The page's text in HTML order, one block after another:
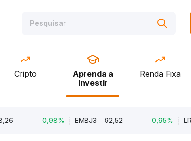
Cripto
Aprenda a
Investir
Renda Fixa
0,98% EMBJ3 92,52 0,95% LREN3